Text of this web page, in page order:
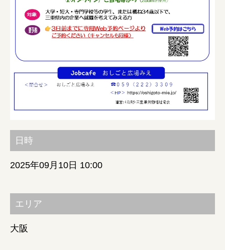
みえの就職情報関連サイト
おしごと広場みえ
みえの企業まるわかりNAVI
みえの仕事マッチングサイト
シルバー人材の就労支援
障がい者の就労支援
日時
2025年09月10日 10:00
エリア
大阪